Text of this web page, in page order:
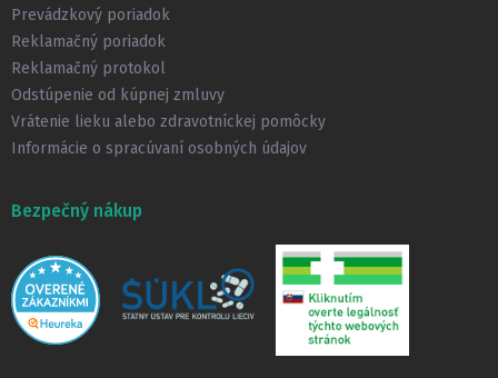
Prevádzkový poriadok
Reklamačný poriadok
Reklamačný protokol
Odstúpenie od kúpnej zmluvy
Vrátenie lieku alebo zdravotníckej pomôcky
Informácie o spracúvaní osobných údajov
Bezpečný nákup